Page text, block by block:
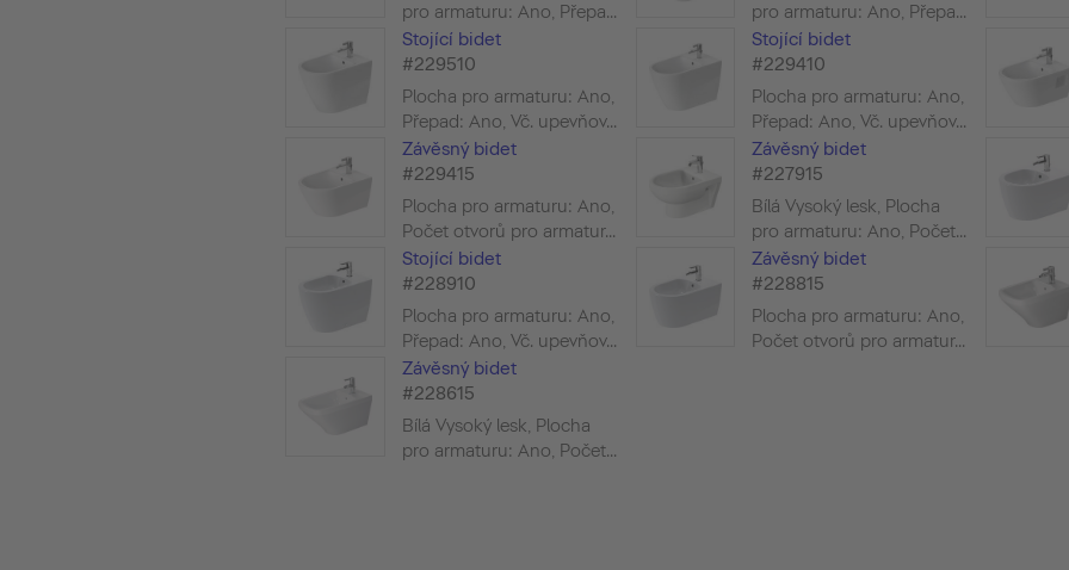
pro armaturu: Ano, Přepa...
pro armaturu: Ano, Přepa...
Stojící bidet
#229510
Plocha pro armaturu: Ano,
Přepad: Ano, Vč. upevňov...
Stojící bidet
#229410
Plocha pro armaturu: Ano,
Přepad: Ano, Vč. upevňov...
Závěsný bidet
#229415
Plocha pro armaturu: Ano,
Počet otvorů pro armatur...
Závěsný bidet
#227915
Bílá Vysoký lesk, Plocha
pro armaturu: Ano, Počet...
Stojící bidet
#228910
Plocha pro armaturu: Ano,
Přepad: Ano, Vč. upevňov...
Závěsný bidet
#228815
Plocha pro armaturu: Ano,
Počet otvorů pro armatur...
Závěsný bidet
#228615
Bílá Vysoký lesk, Plocha
pro armaturu: Ano, Počet...